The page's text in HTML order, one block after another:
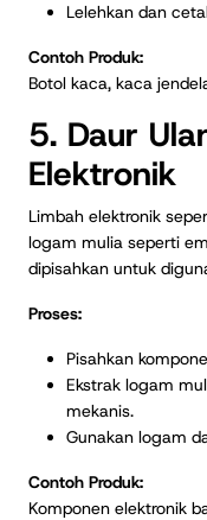
Lelehkan dan
Contoh Produk:
Botol kaca, kaca
5. Daur
Elektronik
Limbah elektronik
logam mulia seperti
dipisahkan untuk
Proses:
Pisahkan
Ekstrak logam
mekanis.
Gunakan logam
Contoh Produk:
Komponen elektronik